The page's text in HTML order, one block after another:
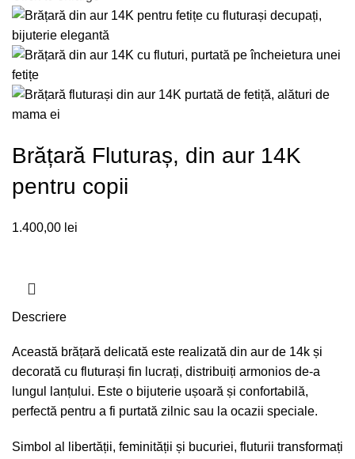
Brățară Fluturaș, din aur 14K
pentru copii
1.400,00 lei
Descriere
Această brățară delicată este realizată din aur de 14k și
decorată cu fluturași fin lucrați, distribuiți armonios de-a
lungul lanțului. Este o bijuterie ușoară și confortabilă,
perfectă pentru a fi purtată zilnic sau la ocazii speciale.
Simbol al libertății, feminității și bucuriei, fluturii transformați